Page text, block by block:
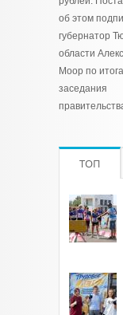
об этом
губернатор
области
Моор по
заседания
ТОП